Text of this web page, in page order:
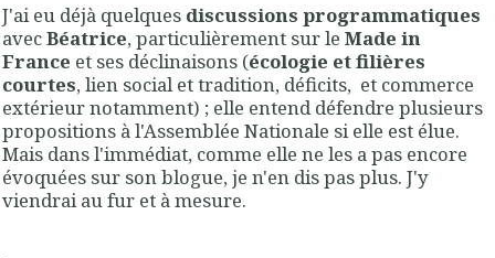
J'ai eu déjà quelques discussions programmatiques
avecBéatrice, particulièrement sur le Made in
France et ses déclinaisons (écologie et filières
courtes, lien social et tradition, déficits, et commerce
extérieur notamment) ; elle entend défendre plusieurs
propositions à l'Assemblée Nationale si elle est élue.
Mais dans l'immédiat, comme elle ne les a pas encore
évoquées sur son blogue, je n'en dis pas plus. J'y
viendrai au fur et à mesure.